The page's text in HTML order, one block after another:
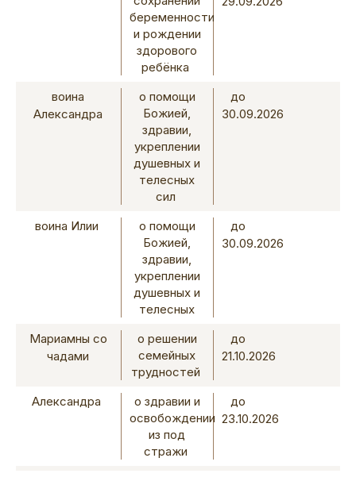
беременности
и рождении
здорового
ребёнка
воина
Александра
о помощи
Божией,
здравии,
укреплении
душевных и
телесных
сил
до
30.09.2026
воина Илии
о помощи
Божией,
здравии,
укреплении
душевных и
телесных
до
30.09.2026
Мариамны со
чадами
о решении
семейных
трудностей
до
21.10.2026
Александра
о здравии и
освобождении
из под
стражи
до
23.10.2026